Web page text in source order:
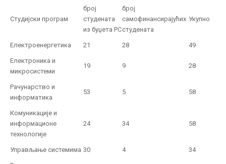
Студијски програм
број
студената
из буџета РС
број
самофинансирајућих
студената
Укупно
Електроенергетика 21 28 49
Електроника и
микросистеми
19 9 28
Рачунарство и
информатика
53 5 58
Комуникације и
информационе
технологије
24 34 58
Управљање системима 30 4 34